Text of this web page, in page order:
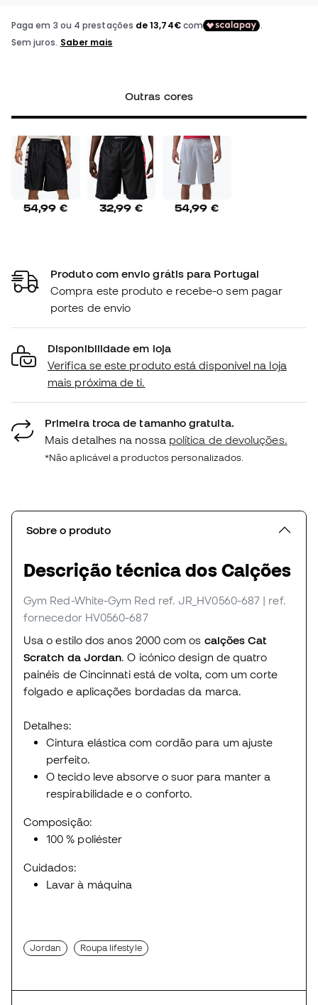
Outras cores
54,99 € 32,99 € 54,99 €
Produto com envio grátis para Portugal
Compra este produto e recebe-o sem pagar
portes de envio
Disponibilidade em loja
Verifica se este produto está disponível na loja
mais próxima de ti.
Primeira troca de tamanho gratuita.
Mais detalhes na nossa política de devoluções.
*Não aplicável a productos personalizados.
Sobre o produto
Descrição técnica dos Calções
Gym Red-White-Gym Red ref. JR_HV0560-687 | ref.
fornecedor HV0560-687
Usa o estilo dos anos 2000 com os calções Cat
Scratch da Jordan . O icónico design de quatro
painéis de Cincinnati está de volta, com um corte
folgado e aplicações bordadas da marca.
Detalhes:
Cintura elástica com cordão para um ajuste
perfeito.
O tecido leve absorve o suor para manter a
respirabilidade e o conforto.
Composição:
100 % poliéster
Cuidados:
Lavar à máquina
Jordan Roupa lifestyle